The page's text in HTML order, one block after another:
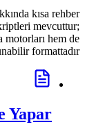
kısa rehber
mevcuttur;
motorları hem de
formattadır.